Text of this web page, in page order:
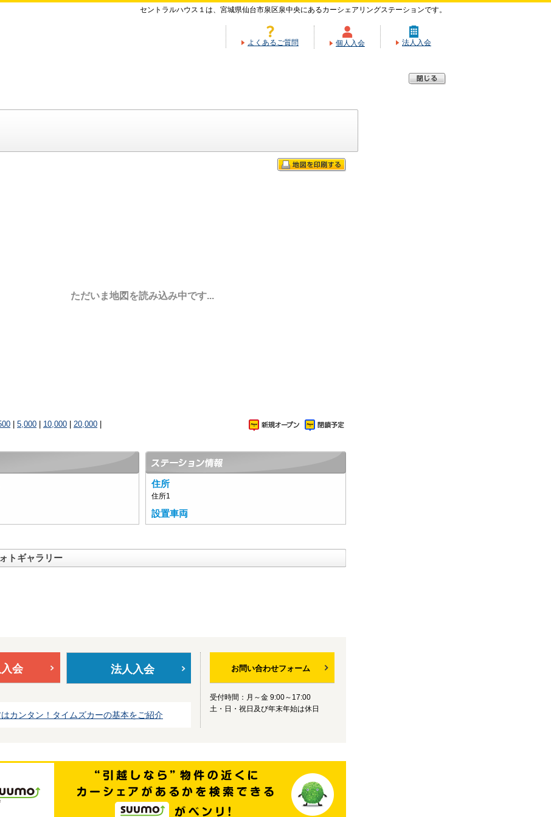
セントラルハウス１は、宮城県仙台市泉区泉中央にあるカーシェアリングステーションです。
よくあるご質問 個人入会 法人入会
ただいま地図を読み込み中です...
5,000 10,000 20,000
住所
住所1
設置車両
トギャラリー
会 法人入会
カンタン！タイムズカーの基本をご紹介
お問い合わせフォーム
受付時間：月～金 9:00～17:00
土・日・祝日及び年末年始は休日